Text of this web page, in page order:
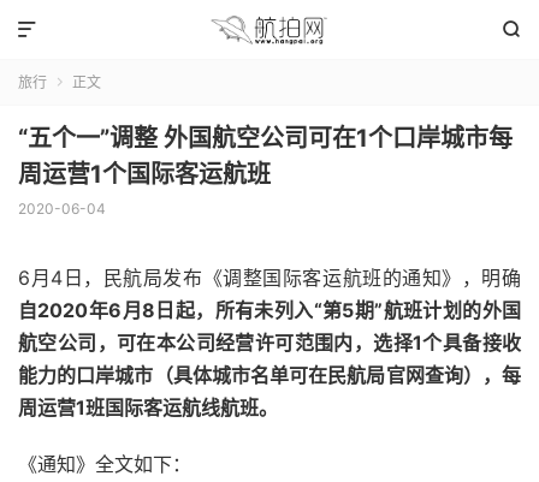


旅行  正文
“五个一”调整 外国航空公司可在1个口岸城市每
周运营1个国际客运航班
2020-06-04
6月4日，民航局发布《调整国际客运航班的通知》，明确
自2020年6月8日起，所有未列入“第5期”航班计划的外国
航空公司，可在本公司经营许可范围内，选择1个具备接收
能力的口岸城市（具体城市名单可在民航局官网查询），每
周运营1班国际客运航线航班。
《通知》全文如下：